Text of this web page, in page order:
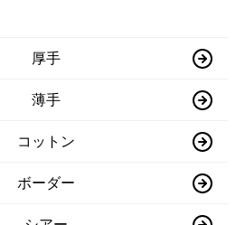
厚手
薄手
コットン
ボーダー